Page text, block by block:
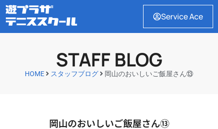
Service Ace
STAFF BLOG
HOME スタッフブログ 岡山のおいしいご飯屋さん⑬
岡山のおいしいご飯屋さん⑬